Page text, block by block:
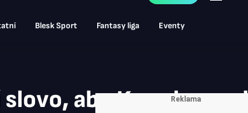
Blesk Sport Fantasy liga Eventy
aby Kreml